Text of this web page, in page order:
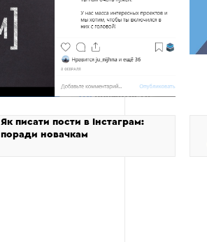
Як писати пости в Інстаграм:
поради новачкам